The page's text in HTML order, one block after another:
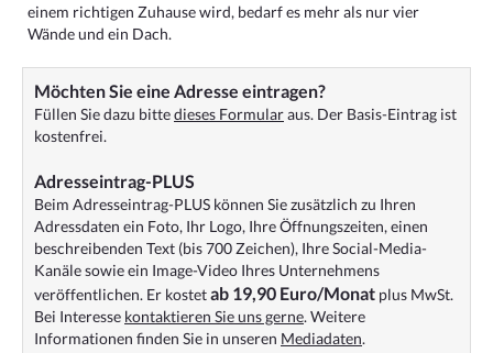
einem richtigen Zuhause wird, bedarf es mehr als nur vier
Wände und ein Dach.
Möchten Sie eine Adresse eintragen?
Füllen Sie dazu bittedieses Formularaus. Der Basis-Eintrag ist
kostenfrei.
Adresseintrag-PLUS
Beim Adresseintrag-PLUS können Sie zusätzlich zu Ihren
Adressdaten ein Foto, Ihr Logo, Ihre Öffnungszeiten, einen
beschreibenden Text (bis 700 Zeichen), Ihre Social-Media-
Kanäle sowie ein Image-Video Ihres Unternehmens
veröffentlichen. Er kostetab 19,90 Euro/Monat plus MwSt.
Bei Interesse kontaktieren Sie uns gerne. Weitere
Informationen finden Sie in unseren Mediadaten.